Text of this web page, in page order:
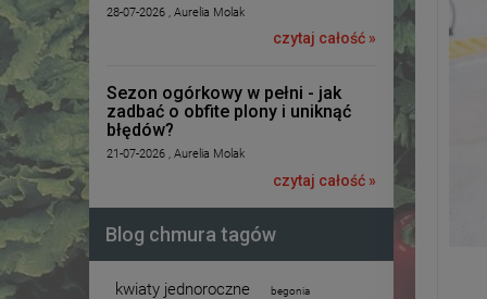
28-07-2026 , Aurelia Molak
czytaj całość »
Sezon ogórkowy w pełni - jak
zadbać o obfite plony i uniknąć
błędów?
21-07-2026 , Aurelia Molak
czytaj całość »
Blog chmura tagów
kwiaty jednoroczne
begonia